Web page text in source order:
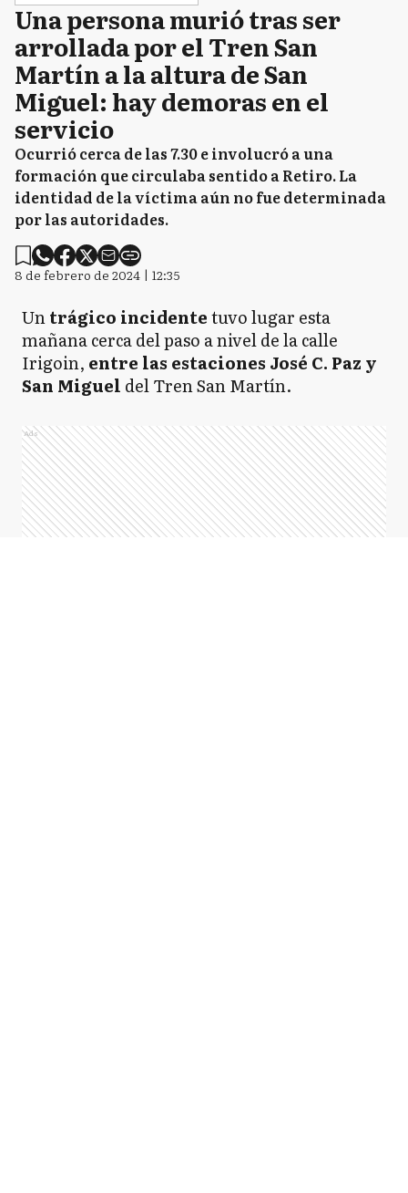
Una persona murió tras ser
arrollada por el Tren San
Martín a la altura de San
Miguel: hay demoras en el
servicio
Ocurrió cerca de las 7.30 e involucró a una
formación que circulaba sentido a Retiro. La
identidad de la víctima aún no fue determinada
por las autoridades.
8 de febrero de 2024 | 12:35
Untrágico incidentetuvo lugar esta
mañana cerca del paso a nivel de la calle
Irigoin, entre las estaciones José C. Paz y
San Miguel del Tren San Martín.
Ads